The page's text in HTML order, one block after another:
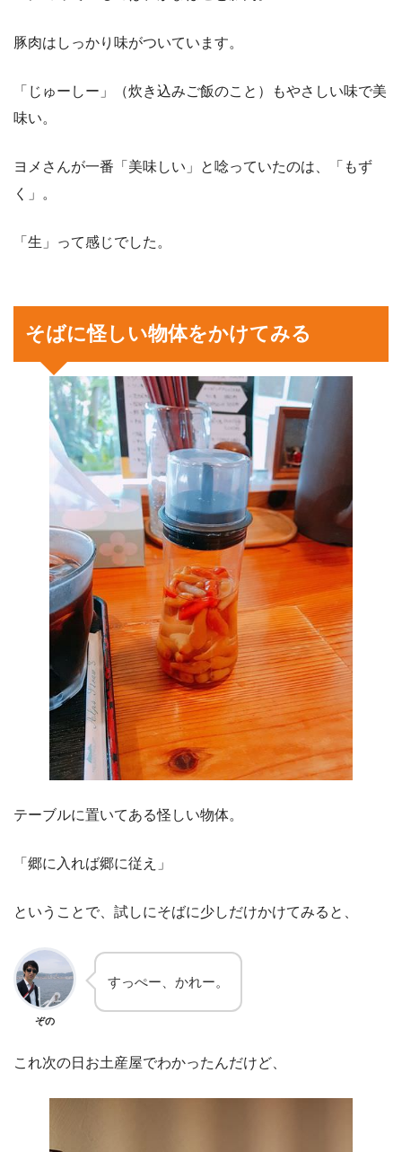
豚肉はしっかり味がついています。
「じゅーしー」（炊き込みご飯のこと）もやさしい味で美
味い。
ヨメさんが一番「美味しい」と唸っていたのは、「もず
く」。
「生」って感じでした。
そばに怪しい物体をかけてみる
テーブルに置いてある怪しい物体。
「郷に入れば郷に従え」
ということで、試しにそばに少しだけかけてみると、
ぞの
すっぺー、かれー。
これ次の日お土産屋でわかったんだけど、